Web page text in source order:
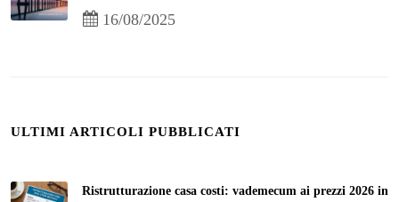
16/08/2025
ULTIMI ARTICOLI PUBBLICATI
Ristrutturazione casa costi: vademecum ai prezzi 2026 in